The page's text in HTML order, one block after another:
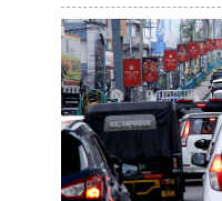
സംസ്ഥാനതല
സ്റ്റാൾ
സതീശൻ. മന്ത്രി